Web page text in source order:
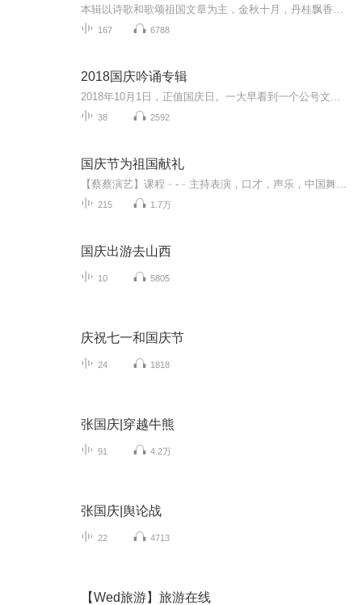
167 6788
2018国庆吟诵专辑
38 2592
国庆节为祖国献礼
215 1.7万
国庆出游去山西
10 5805
庆祝七一和国庆节
24 1818
张国庆|穿越牛熊
91 4.2万
张国庆|舆论战
22 4713
【Wed旅游】旅游在线